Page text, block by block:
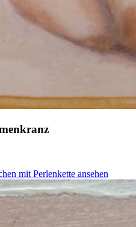
mit Perlenkette ansehen